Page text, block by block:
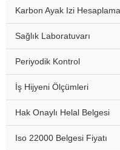
Karbon Ayak Izi Hesaplama
Sağlık Laboratuvarı
Periyodik Kontrol
İş Hijyeni Ölçümleri
Hak Onaylı Helal Belgesi
Iso 22000 Belgesi Fiyatı